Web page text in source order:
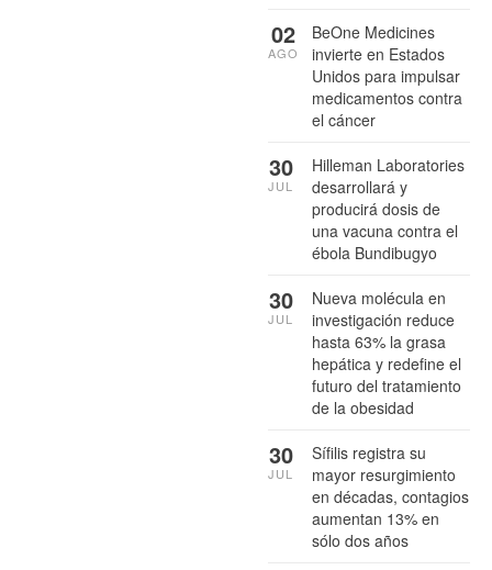
BeOne Medicines
invierte en Estados
Unidos para impulsar
medicamentos contra
el cáncer
02
AGO
Hilleman Laboratories
desarrollará y
producirá dosis de
una vacuna contra el
ébola Bundibugyo
30
JUL
Nueva molécula en
investigación reduce
hasta 63% la grasa
hepática y redefine el
futuro del tratamiento
de la obesidad
30
JUL
Sífilis registra su
mayor resurgimiento
en décadas, contagios
aumentan 13% en
sólo dos años
30
JUL